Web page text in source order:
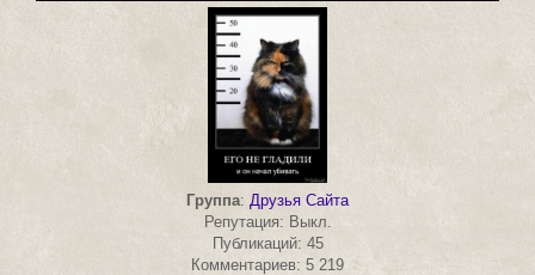
Группа: Друзья Сайта
Репутация: Выкл.
Публикаций: 45
Комментариев: 5 219